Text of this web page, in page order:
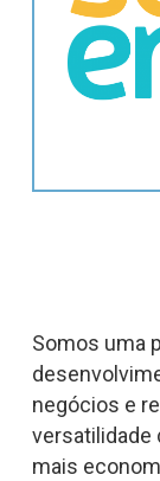
Somos uma
negócios e
versatilidade
mais